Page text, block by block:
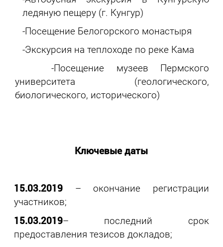
ледяную пещеру (г. Кунгур)
-Посещение Белогорского монастыря
-Экскурсия на теплоходе по реке Кама
-Посещение музеев Пермского
университета (геологического,
биологического, исторического)
Ключевые даты
15.03.2019
– окончание регистрации
участников;
15.03.2019– последний срок
предоставления тезисов докладов;